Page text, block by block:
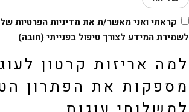
קראתי ואני מאשר/ת אתמדיניות הפרטיותשל
המידע לצורך טיפול בפנייתי (חובה)
אריזות קרטון
את הפתרון